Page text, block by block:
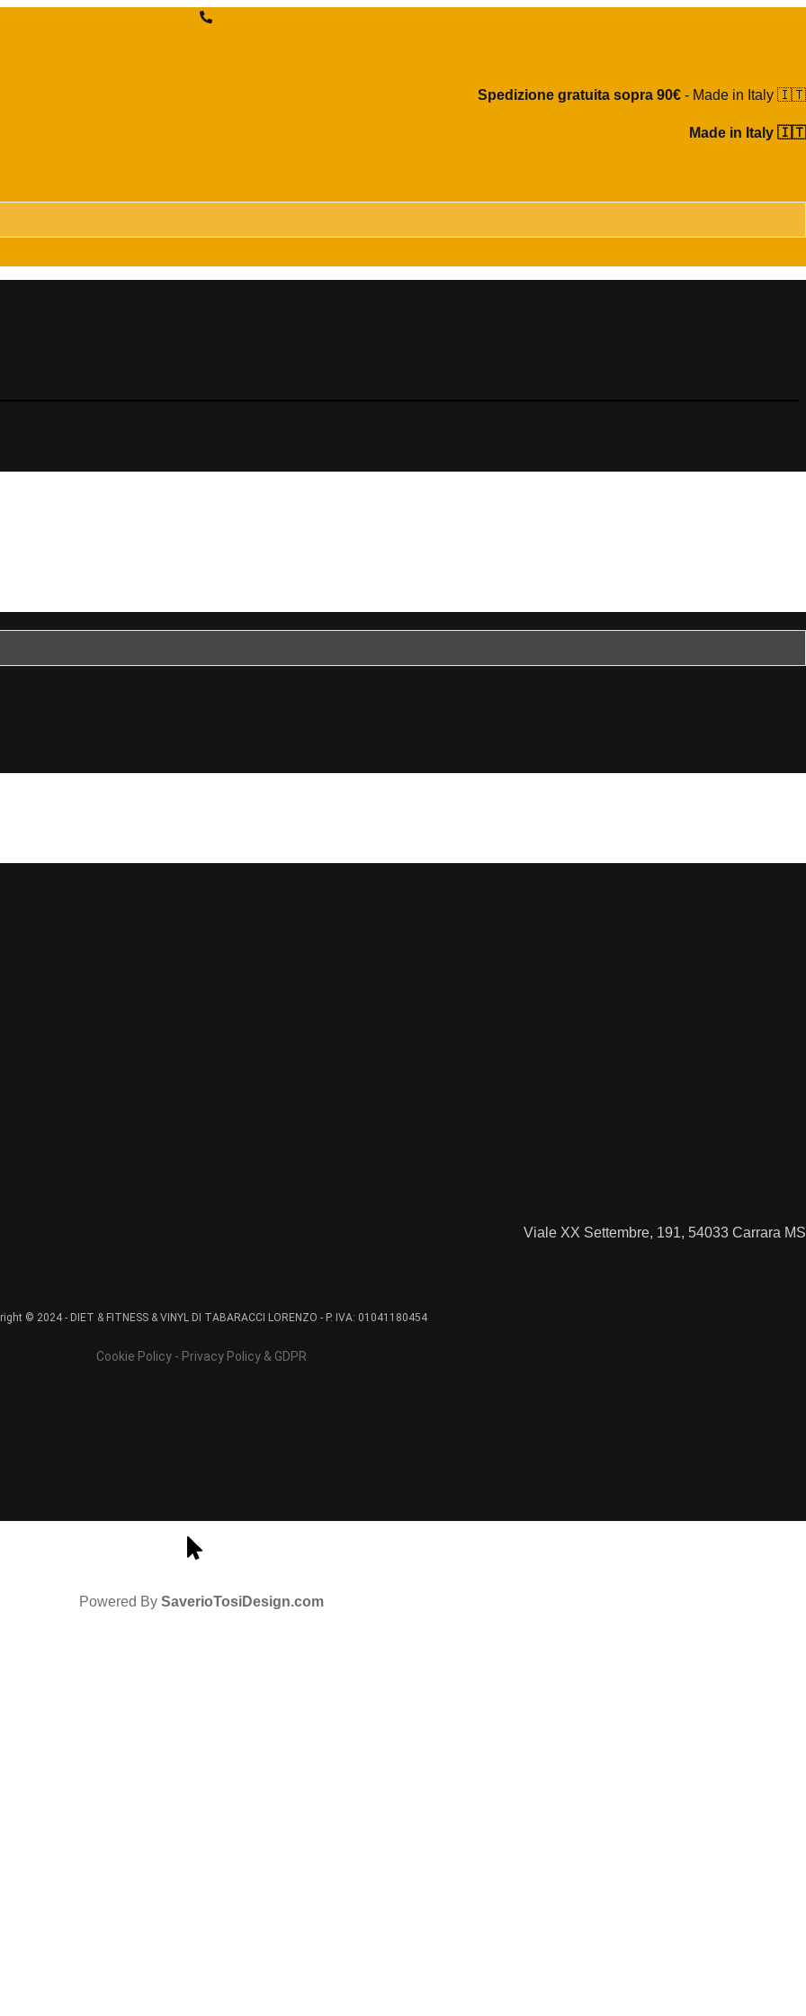
Spedizione gratuita sopra 90€ - Made in Italy 🇮🇹
Made in Italy 🇮🇹
Viale XX Settembre, 191, 54033 Carrara MS
© 2024 - DIET & FITNESS & VINYL DI TABARACCI LORENZO - P. IVA: 01041180454
Cookie Policy - Privacy Policy & GDPR
Powered By SaverioTosiDesign.com